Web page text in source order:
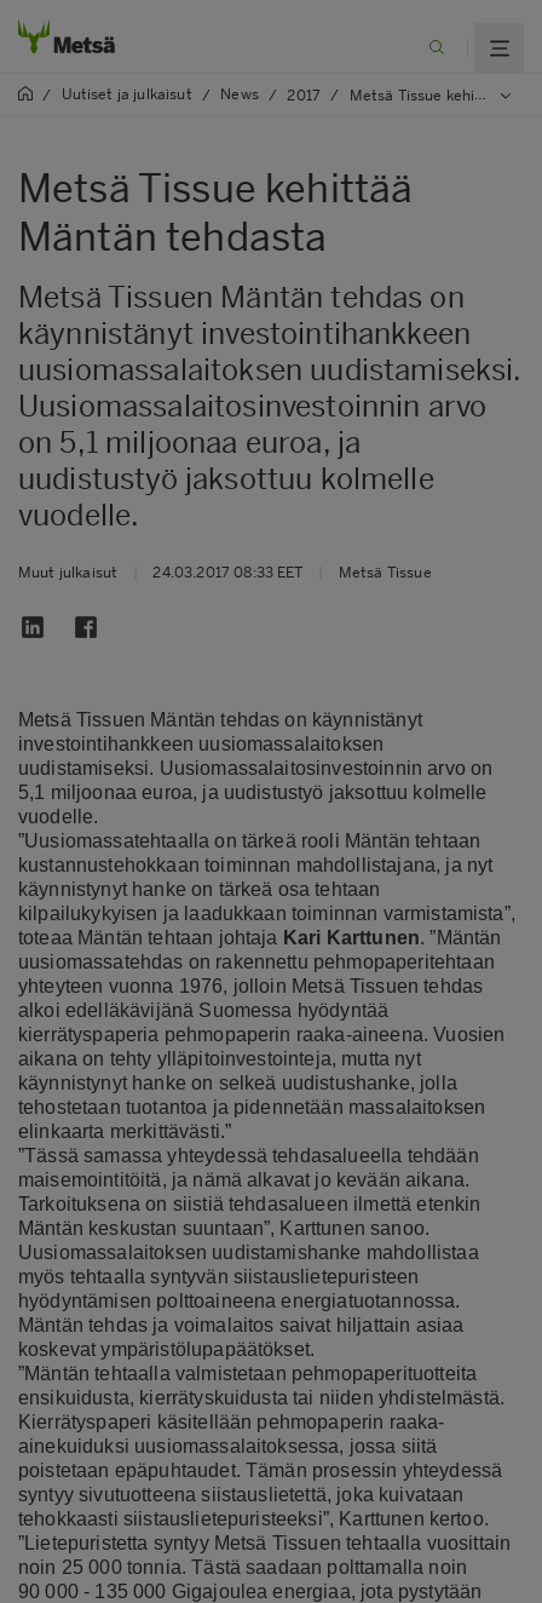
/ Uutiset ja julkaisut / News / 2017 / Metsä Tissue kehittää Mäntän tehdasta
Metsä Tissue kehittää
Mäntän tehdasta
Metsä Tissuen Mäntän tehdas on
käynnistänyt investointihankkeen
uusiomassalaitoksen uudistamiseksi.
Uusiomassalaitosinvestoinnin arvo
on 5,1 miljoonaa euroa, ja
uudistustyö jaksottuu kolmelle
vuodelle.
Muut julkaisut 24.03.2017 08:33 EET Metsä Tissue
Metsä Tissuen Mäntän tehdas on käynnistänyt
investointihankkeen uusiomassalaitoksen
uudistamiseksi. Uusiomassalaitosinvestoinnin arvo on
5,1 miljoonaa euroa, ja uudistustyö jaksottuu kolmelle
vuodelle.
”Uusiomassatehtaalla on tärkeä rooli Mäntän tehtaan
kustannustehokkaan toiminnan mahdollistajana, ja nyt
käynnistynyt hanke on tärkeä osa tehtaan
kilpailukykyisen ja laadukkaan toiminnan varmistamista”,
toteaa Mäntän tehtaan johtaja Kari Karttunen. ”Mäntän
uusiomassatehdas on rakennettu pehmopaperitehtaan
yhteyteen vuonna 1976, jolloin Metsä Tissuen tehdas
alkoi edelläkävijänä Suomessa hyödyntää
kierrätyspaperia pehmopaperin raaka-aineena. Vuosien
aikana on tehty ylläpitoinvestointeja, mutta nyt
käynnistynyt hanke on selkeä uudistushanke, jolla
tehostetaan tuotantoa ja pidennetään massalaitoksen
elinkaarta merkittävästi.”
”Tässä samassa yhteydessä tehdasalueella tehdään
maisemointitöitä, ja nämä alkavat jo kevään aikana.
Tarkoituksena on siistiä tehdasalueen ilmettä etenkin
Mäntän keskustan suuntaan”, Karttunen sanoo.
Uusiomassalaitoksen uudistamishanke mahdollistaa
myös tehtaalla syntyvän siistauslietepuristeen
hyödyntämisen polttoaineena energiatuotannossa.
Mäntän tehdas ja voimalaitos saivat hiljattain asiaa
koskevat ympäristölupapäätökset.
”Mäntän tehtaalla valmistetaan pehmopaperituotteita
ensikuidusta, kierrätyskuidusta tai niiden yhdistelmästä.
Kierrätyspaperi käsitellään pehmopaperin raaka-
ainekuiduksi uusiomassalaitoksessa, jossa siitä
poistetaan epäpuhtaudet. Tämän prosessin yhteydessä
syntyy sivutuotteena siistauslietettä, joka kuivataan
tehokkaasti siistauslietepuristeeksi”, Karttunen kertoo.
”Lietepuristetta syntyy Metsä Tissuen tehtaalla vuosittain
noin 25 000 tonnia. Tästä saadaan polttamalla noin
90 000 - 135 000 Gigajoulea energiaa, jota pystytään